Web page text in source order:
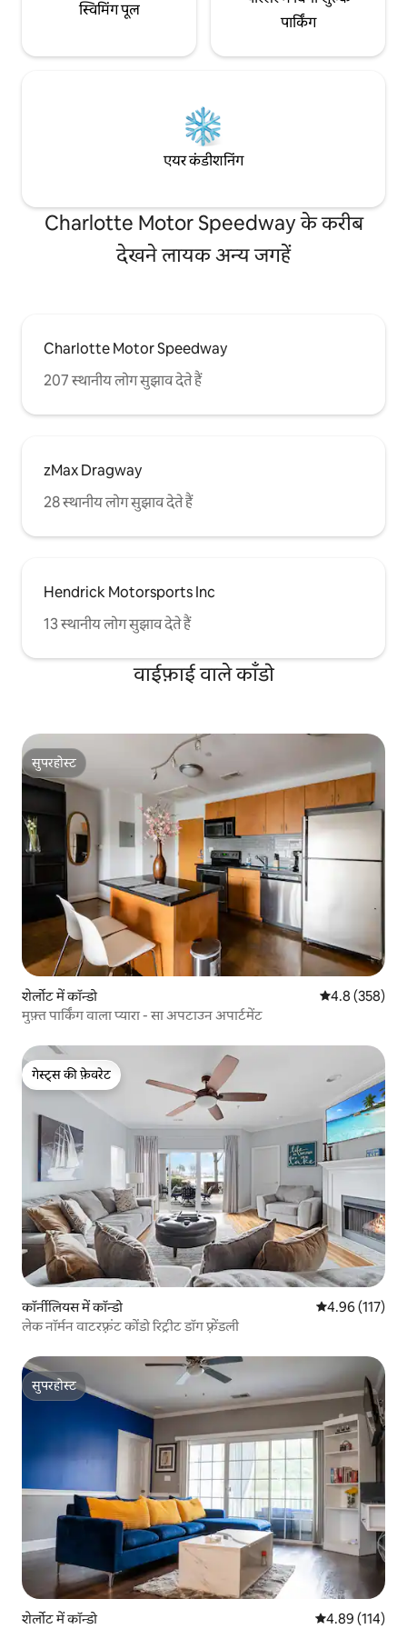
स्विमिंग पूल
पार्किंग
एयर कंडीशनिंग
Charlotte Motor Speedway के करीब
देखने लायक अन्य जगहें
Charlotte Motor Speedway
207 स्थानीय लोग सुझाव देते हैं
zMax Dragway
28 स्थानीय लोग सुझाव देते हैं
Hendrick Motorsports Inc
13 स्थानीय लोग सुझाव देते हैं
वाईफ़ाई वाले काँडो
सुपरहोस्ट
सुपरहोस्ट
शेर्लोट में कॉन्डो औसत रेटिंग 5 में
4.8 (358)
मुफ़्त पार्किंग वाला प्यारा - सा अपटाउन अपार्टमेंट
गेस्ट्स की फ़ेवरेट
गेस्ट्स की फ़ेवरेट
कॉर्नीलियस में कॉन्डो औसत रेटिंग 5 में से
4.96 (117)
लेक नॉर्मन वाटरफ़्रंट कोंडो रिट्रीट डॉग फ़्रेंडली
सुपरहोस्ट
सुपरहोस्ट
शेर्लोट में कॉन्डो औसत रेटिंग 5 में से
4.89 (114)